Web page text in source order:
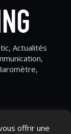
offrir une
Actualités